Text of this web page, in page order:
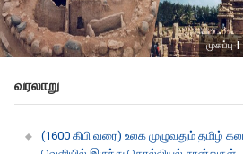
முகப்பு |
வரலாறு
(1600 கிபி வரை) உலக முழுவதும் தமிழ்